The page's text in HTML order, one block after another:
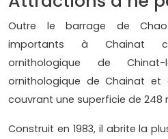
Outre le barrage de
importants à Chainat
ornithologique de
ornithologique de Chainat et
couvrant une superficie de 248
Construit en 1983, il abrite la